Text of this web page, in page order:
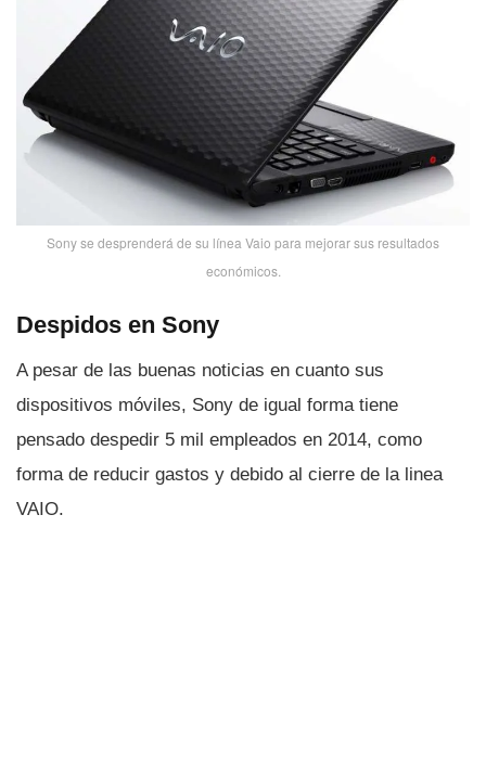
Sony se desprenderá de su lí­nea Vaio para mejorar sus resultados
económicos.
Despidos en Sony
A pesar de las buenas noticias en cuanto sus
dispositivos móviles, Sony de igual forma tiene
pensado despedir 5 mil empleados en 2014, como
forma de reducir gastos y debido al cierre de la linea
VAIO.